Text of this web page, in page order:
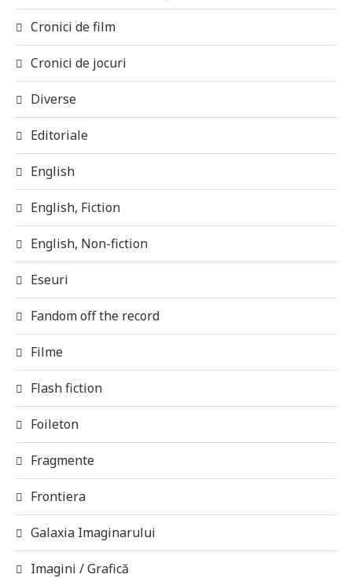
Cronici de film
Cronici de jocuri
Diverse
Editoriale
English
English, Fiction
English, Non-fiction
Eseuri
Fandom off the record
Filme
Flash fiction
Foileton
Fragmente
Frontiera
Galaxia Imaginarului
Imagini / Grafică